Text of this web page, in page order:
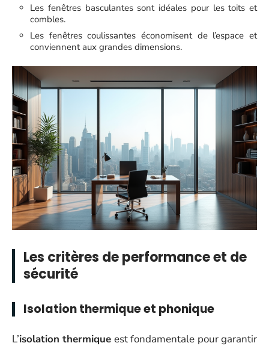
Les fenêtres basculantes sont idéales pour les toits et
combles.
Les fenêtres coulissantes économisent de l’espace et
conviennent aux grandes dimensions.
Les critères de performance et de
sécurité
Isolation thermique et phonique
L’isolation thermique est fondamentale pour garantir